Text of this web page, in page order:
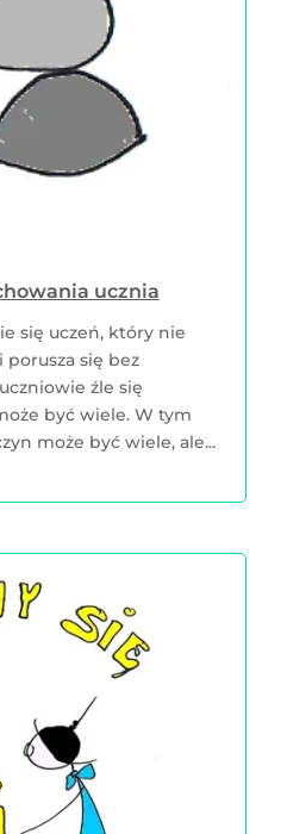
ucznia
się uczeń, który nie
porusza się bez
źle się
być wiele. W tym
może być wiele, ale...